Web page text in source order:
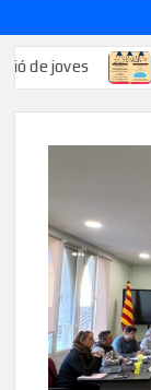
El barri del